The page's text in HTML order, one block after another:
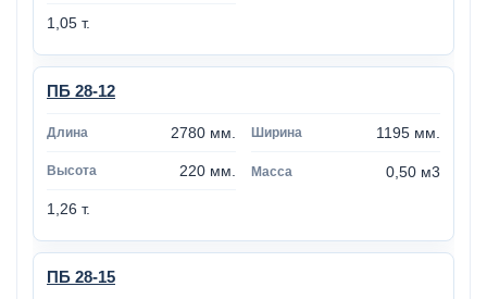
1,05 т.
ПБ 28-12
2780 мм. 1195 мм.
220 мм. 0,50 м3
1,26 т.
ПБ 28-15